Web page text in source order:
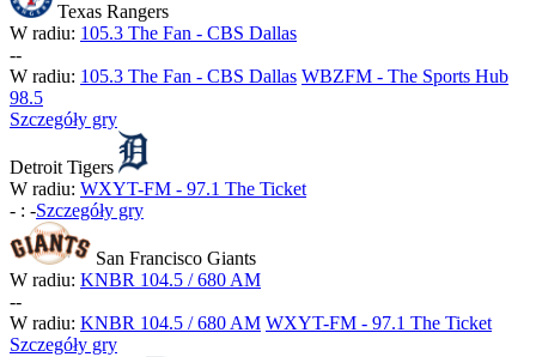
Texas Rangers
W radiu: 105.3 The Fan - CBS Dallas
--
W radiu: 105.3 The Fan - CBS Dallas WBZFM - The Sports Hub
98.5
Szczegóły gry
Detroit Tigers
W radiu: WXYT-FM - 97.1 The Ticket
- : -Szczegóły gry
San Francisco Giants
W radiu: KNBR 104.5 / 680 AM
--
W radiu: KNBR 104.5 / 680 AM WXYT-FM - 97.1 The Ticket
Szczegóły gry